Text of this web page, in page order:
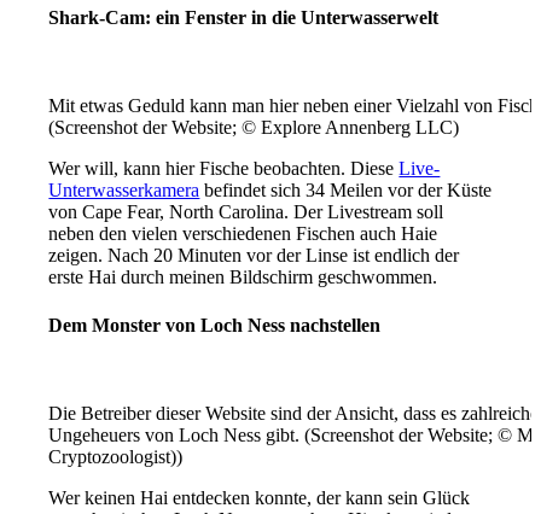
Shark-Cam: ein Fenster in die Unterwasserwelt
Mit etwas Geduld kann man hier neben einer Vielzahl von
(Screenshot der Website; © Explore Annenberg LLC)
Wer will, kann hier Fische beobachten. DieseLive-
Unterwasserkamera befindet sich 34 Meilen vor der Küste
von Cape Fear, North Carolina. Der Livestream soll
neben den vielen verschiedenen Fischen auch Haie
zeigen. Nach 20 Minuten vor der Linse ist endlich der
erste Hai durch meinen Bildschirm geschwommen.
Dem Monster von Loch Ness nachstellen
Die Betreiber dieser Website sind der Ansicht, dass es
Ungeheuers von Loch Ness gibt. (Screenshot der Website; ©
Cryptozoologist))
Wer keinen Hai entdecken konnte, der kann sein Glück